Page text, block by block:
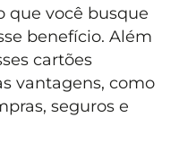
que você busque
benefício. Além
cartões
vantagens, como
seguros e